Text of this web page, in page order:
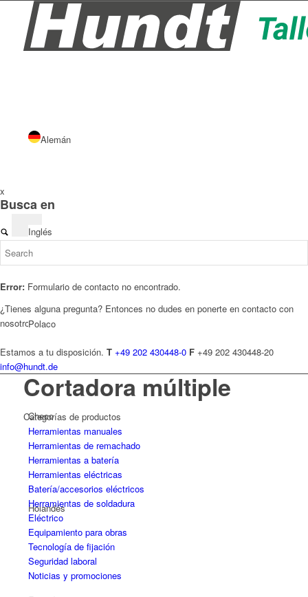
Alemán
Inglés
Polaco
Checo
Holandés
x
Busca en
Error: Formulario de contacto no encontrado.
¿Tienes alguna pregunta? Entonces no dudes en ponerte en contacto con
nosotros.
Estamos a tu disposición. T +49 202 430448-0 F +49 202 430448-20
info@hundt.de
Cortadora múltiple
Categorías de productos
Herramientas manuales
Herramientas de remachado
Herramientas a batería
Herramientas eléctricas
Batería/accesorios eléctricos
Herramientas de soldadura
Eléctrico
Equipamiento para obras
Tecnología de fijación
Seguridad laboral
Noticias y promociones